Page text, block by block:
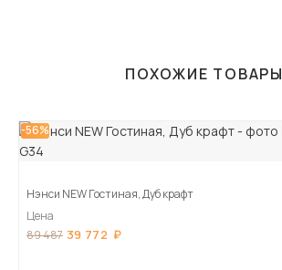
ПОХОЖИЕ ТОВАРЫ
-56%
Нэнси NEW Гостиная, Дуб крафт
Цена
89 487 39 772